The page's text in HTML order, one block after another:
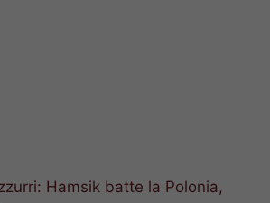
Hamsik batte la Polonia,